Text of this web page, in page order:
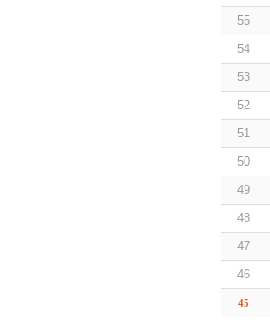
55
54
53
52
51
50
49
48
47
46
45